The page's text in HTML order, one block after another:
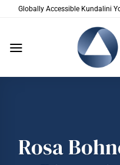
ZumGlobally Accessible Kundalini
Rosa